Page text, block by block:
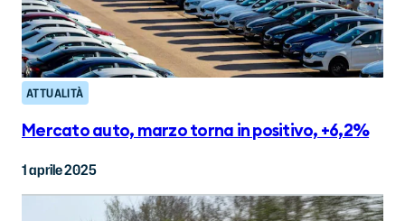
ATTUALITÀ
Mercato auto, marzo torna in positivo, +6,2%
1 aprile 2025